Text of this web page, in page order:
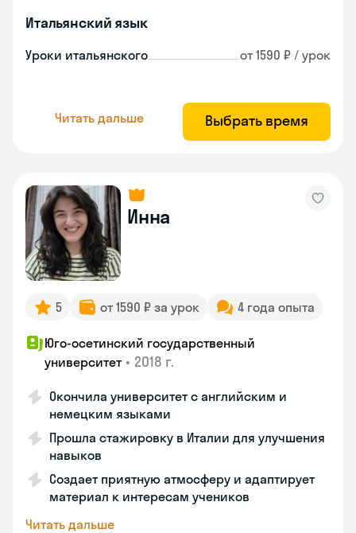
Итальянский язык
Уроки итальянского от 1590 ₽ / урок
Читать дальше Выбрать время
Инна
5 от 1590 ₽ за урок 4 года опыта
Юго-осетинский государственный
университет • 2018 г.
Окончила университет с английским и
немецким языками
Прошла стажировку в Италии для улучшения
навыков
Создает приятную атмосферу и адаптирует
материал к интересам учеников
Читать дальше